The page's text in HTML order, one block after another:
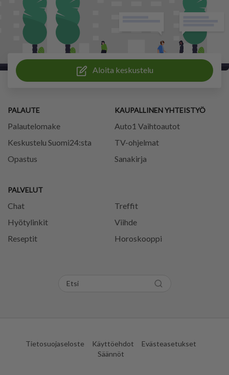
Aloita keskustelu
PALAUTE
Palautelomake
Keskustelu Suomi24:sta
Opastus
PALVELUT
Chat
Treffit
Hyötylinkit
Viihde
Reseptit
Horoskooppi
KAUPALLINEN YHTEISTYÖ
Auto1 Vaihtoautot
TV-ohjelmat
Sanakirja
Tietosuojaseloste Käyttöehdot
Evästeasetukset
Säännöt